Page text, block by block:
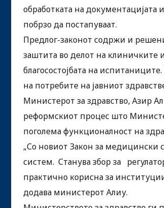
обработката на
побрзо да постапуваат.
Предлог-законот содржи и
заштита во делот на клиничките
благосостојбата на
на потребите на јавниот
Министерот за здравство, Азир
реформскиот процес што
поголема функционалност на
„Со новиот Закон за медицински
систем. Станува збор за
практично корисна за
додава министерот Алиу.